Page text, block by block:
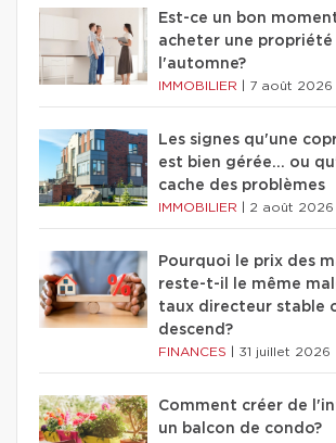
Est-ce un bon
acheter une propriété
l'automne?
IMMOBILIER 7 août 2026
Les signes qu'une
est bien gérée… ou
cache des problèmes
IMMOBILIER 2 août 2026
Pourquoi le prix des
reste-t-il le même
taux directeur stable
descend?
FINANCES 31 juillet 2026
Comment créer de
un balcon de condo?